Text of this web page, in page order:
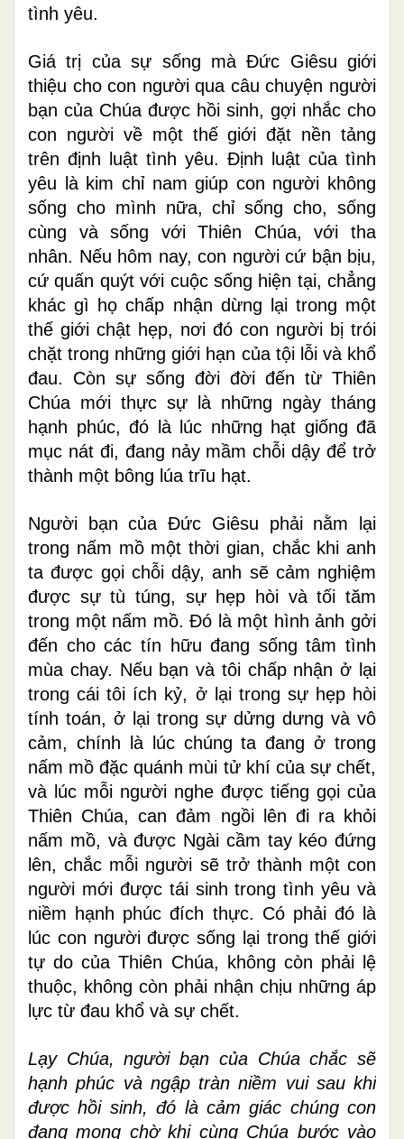
tình yêu.
Giá trị của sự sống mà Đức Giêsu giới
thiệu cho con người qua câu chuyện người
bạn của Chúa được hồi sinh, gợi nhắc cho
con người về một thế giới đặt nền tảng
trên định luật tình yêu. Định luật của tình
yêu là kim chỉ nam giúp con người không
sống cho mình nữa, chỉ sống cho, sống
cùng và sống với Thiên Chúa, với tha
nhân. Nếu hôm nay, con người cứ bận bịu,
cứ quấn quýt với cuộc sống hiện tại, chẳng
khác gì họ chấp nhận dừng lại trong một
thế giới chật hẹp, nơi đó con người bị trói
chặt trong những giới hạn của tội lỗi và khổ
đau. Còn sự sống đời đời đến từ Thiên
Chúa mới thực sự là những ngày tháng
hạnh phúc, đó là lúc những hạt giống đã
mục nát đi, đang nảy mầm chỗi dậy để trở
thành một bông lúa trĩu hạt.
Người bạn của Đức Giêsu phải nằm lại
trong nấm mồ một thời gian, chắc khi anh
ta được gọi chỗi dậy, anh sẽ cảm nghiệm
được sự tù túng, sự hẹp hòi và tối tăm
trong một nấm mồ. Đó là một hình ảnh gởi
đến cho các tín hữu đang sống tâm tình
mùa chay. Nếu bạn và tôi chấp nhận ở lại
trong cái tôi ích kỷ, ở lại trong sự hẹp hòi
tính toán, ở lại trong sự dửng dưng và vô
cảm, chính là lúc chúng ta đang ở trong
nấm mồ đặc quánh mùi tử khí của sự chết,
và lúc mỗi người nghe được tiếng gọi của
Thiên Chúa, can đảm ngồi lên đi ra khỏi
nấm mồ, và được Ngài cầm tay kéo đứng
lên, chắc mỗi người sẽ trở thành một con
người mới được tái sinh trong tình yêu và
niềm hạnh phúc đích thực. Có phải đó là
lúc con người được sống lại trong thế giới
tự do của Thiên Chúa, không còn phải lệ
thuộc, không còn phải nhận chịu những áp
lực từ đau khổ và sự chết.
Lạy Chúa, người bạn của Chúa chắc sẽ
hạnh phúc và ngập tràn niềm vui sau khi
được hồi sinh, đó là cảm giác chúng con
đang mong chờ khi cùng Chúa bước vào